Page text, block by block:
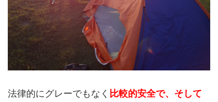
法律的にグレーでもなく 比較的安全で、そして